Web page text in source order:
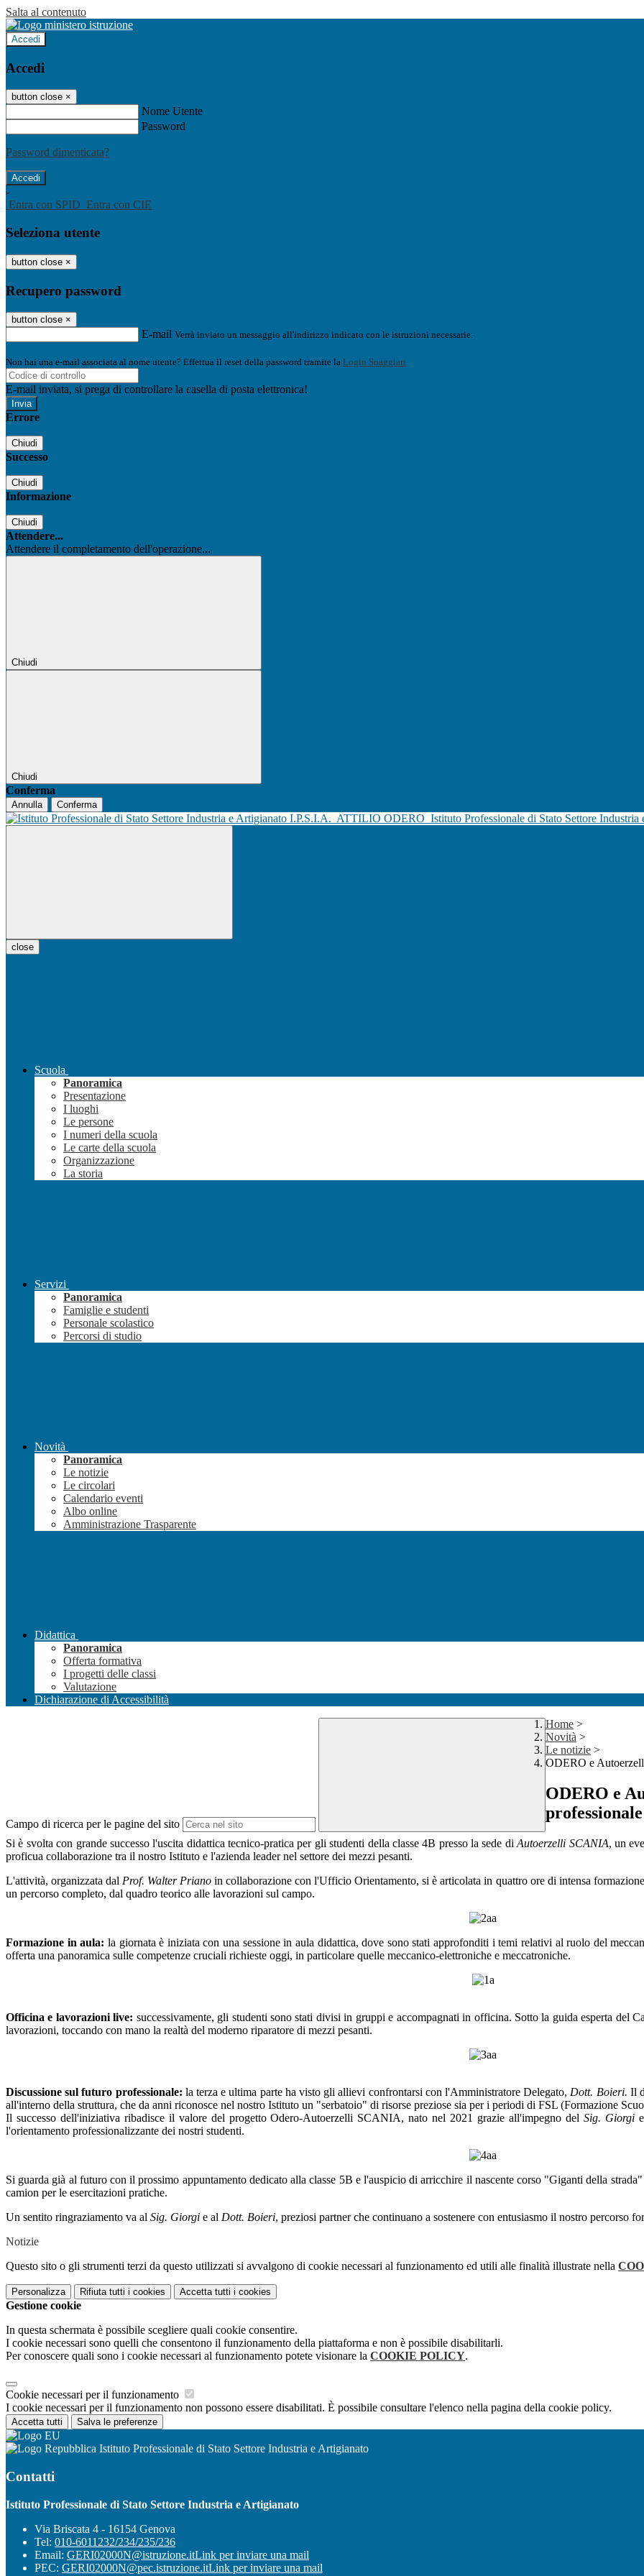
Salta al contenuto
Accedi
Accedi
button close ×
Nome Utente
Password
Password dimenticata?
-
Entra con SPID Entra con CIE
Seleziona utente
button close ×
Recupero password
button close ×
E-mail Verrà inviato un messaggio all'indirizzo indicato con le istruzioni necessarie.
Non hai una e-mail associata al nome utente? Effettua il reset della password tramite la Login Spaggiari
E-mail inviata, si prega di controllare la casella di posta elettronica!
Errore
Chiudi
Successo
Chiudi
Informazione
Chiudi
Attendere...
Attendere il completamento dell'operazione...
Chiudi
Chiudi
Conferma
Annulla Conferma
I.P.S.I.A. ATTILIO ODERO Istituto Professionale di Stato Settore Industria
close
Scuola
Panoramica
Presentazione
I luoghi
Le persone
I numeri della scuola
Le carte della scuola
Organizzazione
La storia
Servizi
Panoramica
Famiglie e studenti
Personale scolastico
Percorsi di studio
Novità
Panoramica
Le notizie
Le circolari
Calendario eventi
Albo online
Amministrazione Trasparente
Didattica
Panoramica
Offerta formativa
I progetti delle classi
Valutazione
Dichiarazione di Accessibilità
Campo di ricerca per le pagine del sito
Home >
Novità >
Le notizie >
ODERO e
ODERO e
professionale
Si è svolta con grande successo l'uscita didattica tecnico-pratica per gli studenti della classe 4B presso la sede diAutoerzelli SCANIA, un
proficua collaborazione tra il nostro Istituto e l'azienda leader nel settore dei mezzi pesanti.
L'attività, organizzata dal Prof. Walter Priano in collaborazione con l'Ufficio Orientamento, si è articolata in quattro ore di intensa
un percorso completo, dal quadro teorico alle lavorazioni sul campo.
Formazione in aula: la giornata è iniziata con una sessione in aula didattica, dove sono stati approfonditi i temi relativi al ruolo del
offerta una panoramica sulle competenze cruciali richieste oggi, in particolare quelle meccanico-elettroniche e meccatroniche.
Officina e lavorazioni live: successivamente, gli studenti sono stati divisi in gruppi e accompagnati in officina. Sotto la guida esperta del
lavorazioni, toccando con mano la realtà del moderno riparatore di mezzi pesanti.
Discussione sul futuro professionale: la terza e ultima parte ha visto gli allievi confrontarsi con l'Amministratore Delegato, Dott. Boieri. Il
all'interno della struttura, che da anni riconosce nel nostro Istituto un "serbatoio" di risorse preziose sia per i periodi di FSL (Formazione
Il successo dell'iniziativa ribadisce il valore del progetto Odero-Autoerzelli SCANIA, nato nel 2021 grazie all'impegno del Sig. Giorgie
l'orientamento professionalizzante dei nostri studenti.
Si guarda già al futuro con il prossimo appuntamento dedicato alla classe 5B e l'auspicio di arricchire il nascente corso "Giganti della
camion per le esercitazioni pratiche.
Un sentito ringraziamento va al Sig. Giorgi e al Dott. Boieri, preziosi partner che continuano a sostenere con entusiasmo il nostro percorso
Notizie
Questo sito o gli strumenti terzi da questo utilizzati si avvalgono di cookie necessari al funzionamento ed utili alle finalità illustrate nella
Personalizza Rifiuta tutti i cookies Accetta tutti i cookies
Gestione cookie
In questa schermata è possibile scegliere quali cookie consentire.
I cookie necessari sono quelli che consentono il funzionamento della piattaforma e non è possibile disabilitarli.
Per conoscere quali sono i cookie necessari al funzionamento potete visionare la COOKIE POLICY.
Cookie necessari per il funzionamento
I cookie necessari per il funzionamento non possono essere disabilitati. È possibile consultare l'elenco nella pagina della cookie policy.
Accetta tutti Salva le preferenze
Istituto Professionale di Stato Settore Industria e Artigianato
Contatti
Istituto Professionale di Stato Settore Industria e Artigianato
Via Briscata 4 - 16154 Genova
Tel: 010-6011232/234/235/236
Email: GERI02000N@istruzione.itLink per inviare una mail
PEC: GERI02000N@pec.istruzione.itLink per inviare una mail